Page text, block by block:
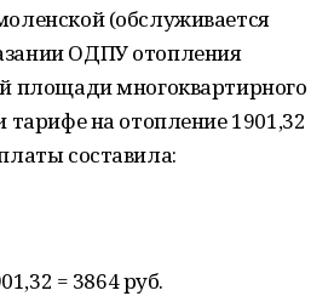
(обслуживается
ОДПУ отопления
площади многоквартирного
тарифе на отопление 1901,32
составила:
= 3864 руб.